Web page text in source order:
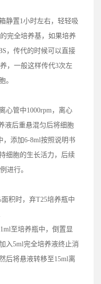
静置1小时左右，轻轻吸
完全培养基，如果培养
，传代的时候可以直接
，一般这样传代3次左
。
心管中1000rpm，离心
液后重悬混匀后将细胞
，添加6-8ml按照说明书
细胞的生长活力，后续
进行。
积时，弃T25培养瓶中
至培养瓶中，倒置显
入5ml完全培养液终止消
后将悬液转移至15ml离